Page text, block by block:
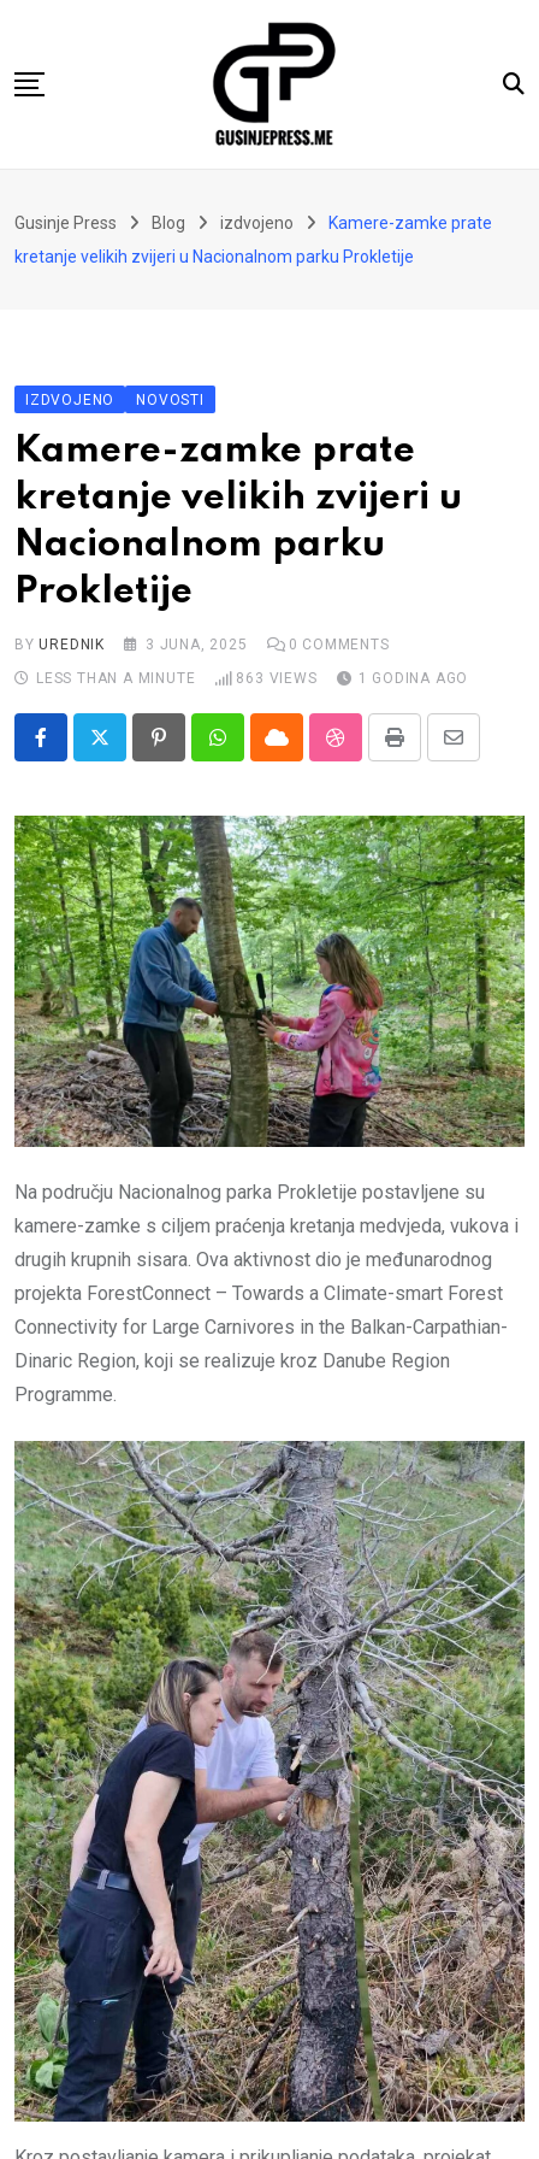
content
Vremeplov
Oglasi
Hajtarhana
Kontakt
Impressum
Gusinje Press Blog izdvojeno
Kamere-zamke prate
kretanje velikih zvijeri u Nacionalnom parku Prokletije
IZDVOJENO NOVOSTI
Kamere-zamke prate
kretanje velikih zvijeri u
Nacionalnom parku
Prokletije
BYUREDNIK 3 JUNA, 2025 0 COMMENTS
LESS THAN A MINUTE
863 VIEWS 1 GODINA AGO
PinterestWhatsappCloud StumbleUpon
Print
Share
Email
Na području Nacionalnog parka Prokletije postavljene su
kamere-zamke s ciljem praćenja kretanja medvjeda, vukova i
drugih krupnih sisara. Ova aktivnost dio je međunarodnog
projekta ForestConnect – Towards a Climate-smart Forest
Connectivity for Large Carnivores in the Balkan-Carpathian-
Dinaric Region, koji se realizuje kroz Danube Region
Programme.